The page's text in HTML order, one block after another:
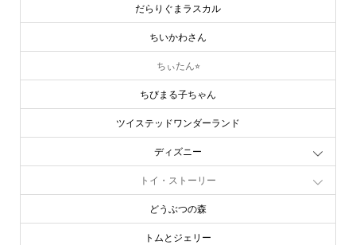
だらりぐまラスカル
ちいかわさん
ちぃたん⭐︎
ちびまる子ちゃん
ツイステッドワンダーランド
ディズニー
トイ・ストーリー
どうぶつの森
トムとジェリー